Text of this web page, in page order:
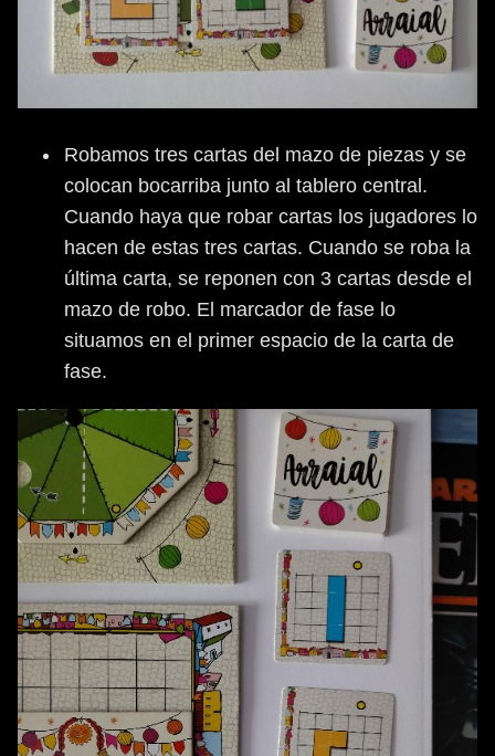
Robamos tres cartas del mazo de piezas y se
colocan bocarriba junto al tablero central.
Cuando haya que robar cartas los jugadores lo
hacen de estas tres cartas. Cuando se roba la
última carta, se reponen con 3 cartas desde el
mazo de robo. El marcador de fase lo
situamos en el primer espacio de la carta de
fase.